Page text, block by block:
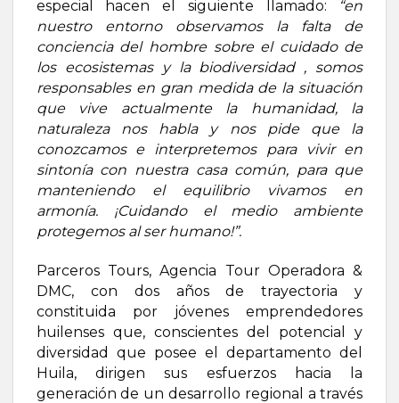
especial hacen el siguiente llamado:
“en
nuestro entorno observamos la falta de
conciencia del hombre sobre el cuidado de
los ecosistemas y la biodiversidad , somos
responsables en gran medida de la situación
que vive actualmente la humanidad, la
naturaleza nos habla y nos pide que la
conozcamos e interpretemos para vivir en
sintonía con nuestra casa común, para que
manteniendo el equilibrio vivamos en
armonía. ¡Cuidando el medio ambiente
protegemos al ser humano!”.
Parceros Tours, Agencia Tour Operadora &
DMC, con dos años de trayectoria y
constituida por jóvenes emprendedores
huilenses que, conscientes del potencial y
diversidad que posee el departamento del
Huila, dirigen sus esfuerzos hacia la
generación de un desarrollo regional a través